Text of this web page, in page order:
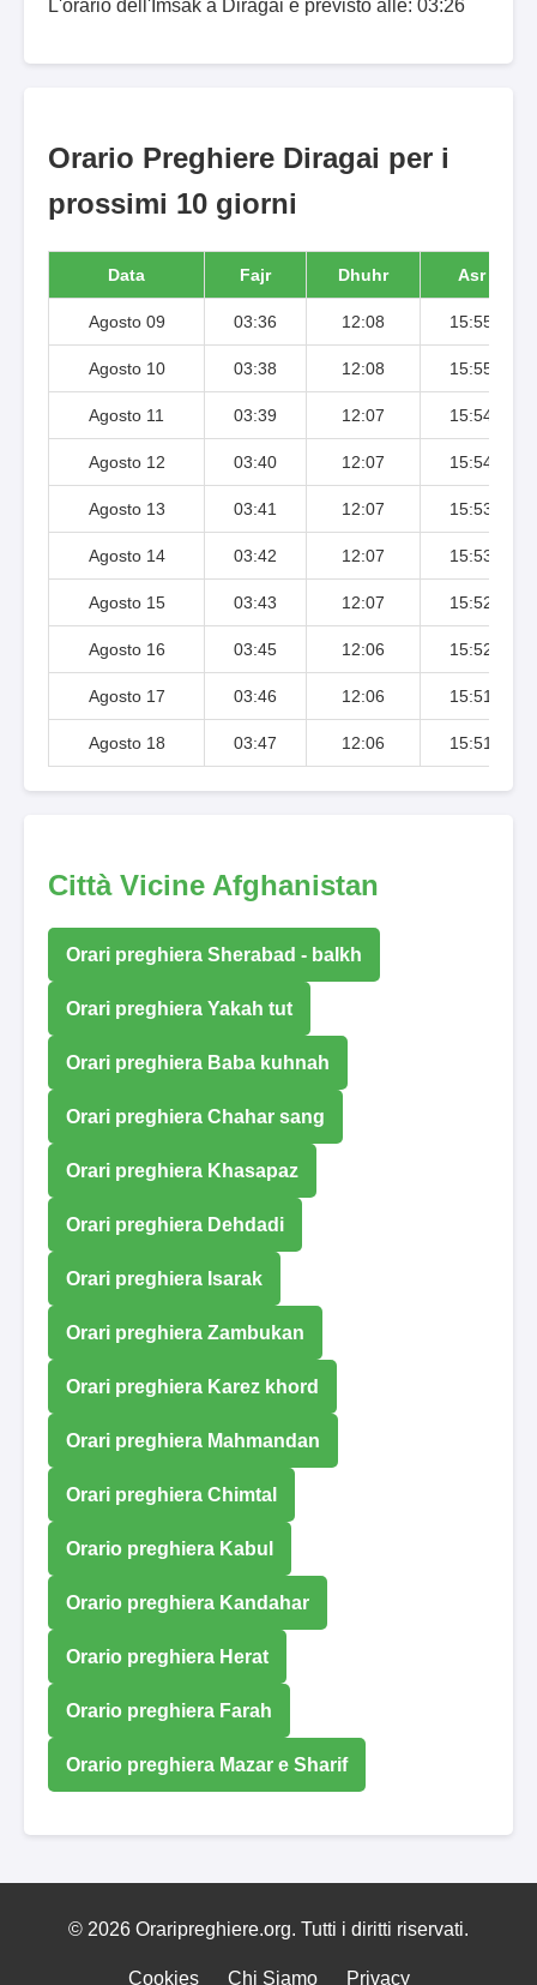
L'orario dell'Imsak a Diragai è previsto alle: 03:26
Orario Preghiere Diragai per i
prossimi 10 giorni
Data Fajr Dhuhr Asr
Agosto 09 03:36 12:08 15:55
Agosto 10 03:38 12:08 15:55
Agosto 11 03:39 12:07 15:54
Agosto 12 03:40 12:07 15:54
Agosto 13 03:41 12:07 15:53
Agosto 14 03:42 12:07 15:53
Agosto 15 03:43 12:07 15:52
Agosto 16 03:45 12:06 15:52
Agosto 17 03:46 12:06 15:51
Agosto 18 03:47 12:06 15:51
Città Vicine Afghanistan
Orari preghiera Sherabad - balkh
Orari preghiera Yakah tut
Orari preghiera Baba kuhnah
Orari preghiera Chahar sang
Orari preghiera Khasapaz
Orari preghiera Dehdadi
Orari preghiera Isarak
Orari preghiera Zambukan
Orari preghiera Karez khord
Orari preghiera Mahmandan
Orari preghiera Chimtal
Orario preghiera Kabul
Orario preghiera Kandahar
Orario preghiera Herat
Orario preghiera Farah
Orario preghiera Mazar e Sharif
© 2026 Oraripreghiere.org. Tutti i diritti riservati.
Cookies Chi Siamo Privacy